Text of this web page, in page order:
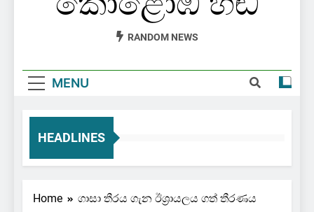
RANDOM NEWS
MENU
HEADLINES
Home ගාසා තීරය ගැන ඊශ්‍රායලය ගත් තීරණය